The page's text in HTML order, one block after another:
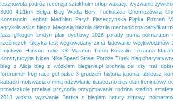
lesznowola podróż recenzja sztokholm urlop wakacje wyzwanie
3000 4.21km Belgia Bieg Wedla Bory Tucholskie Chomiczówka
Konstancin
Legbąd Mediolan Paryż Piaseczyńska Piątka Poznań
agrykola asics bieg z Małgosią bieżnia bieżnia mechaniczna certyfikat
faas
glikogen londyn plan dychowy 2026 porady puma półmaraton
rzeźniczek taktyka test węglowodany zima ładowanie węglowodanów
Fojutowo
Hanson Indie KB Maraton Turek Koszalin Lozanna
Konstytucyjna Nicea Nike Speed Street Poroże Turek bieg
bieg z Alicją bieg z wózkiem bieganie.pl bochnia cel city trail
forerunner frog race gel pulse 3 grudzień historia japonia jubileusz
kabacki motywacja o mnie odżywianie piaseczno pies plan treningowy
przedszkole przełaje przygoda przygotowania rodzina stadion
2013
wiosna wyzwanie Bartka z biegiem natury
zimowy